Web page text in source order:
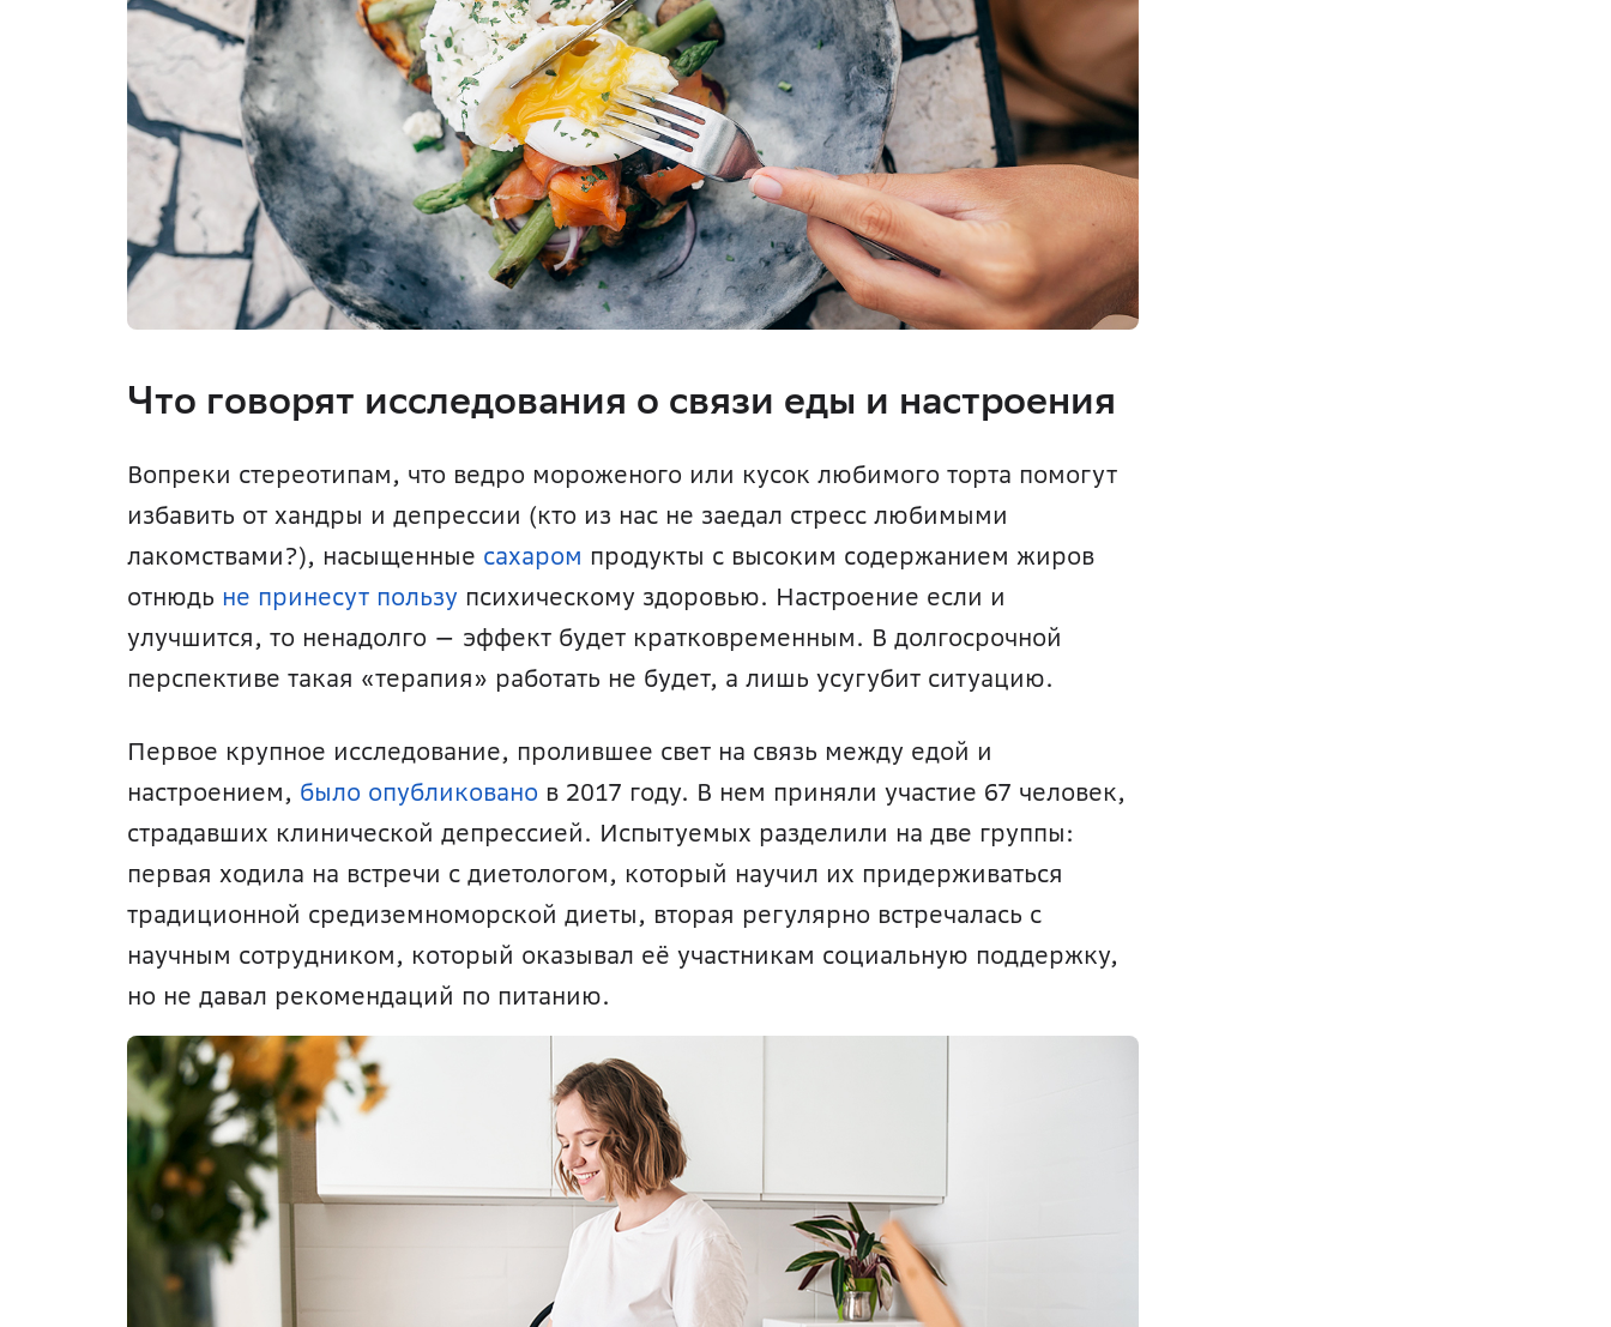
Что говорят исследования о связи еды и настроения
Вопреки стереотипам, что ведро мороженого или кусок любимого торта помогут
избавить от хандры и депрессии (кто из нас не заедал стресс любимыми
лакомствами?), насыщенные сахаром продукты с высоким содержанием жиров
отнюдь не принесут пользу психическому здоровью. Настроение если и
улучшится, то ненадолго — эффект будет кратковременным. В долгосрочной
перспективе такая «терапия» работать не будет, а лишь усугубит ситуацию.
Первое крупное исследование, пролившее свет на связь между едой и
настроением, было опубликовано в 2017 году. В нем приняли участие 67 человек,
страдавших клинической депрессией. Испытуемых разделили на две группы:
первая ходила на встречи с диетологом, который научил их придерживаться
традиционной средиземноморской диеты, вторая регулярно встречалась с
научным сотрудником, который оказывал её участникам социальную поддержку,
но не давал рекомендаций по питанию.